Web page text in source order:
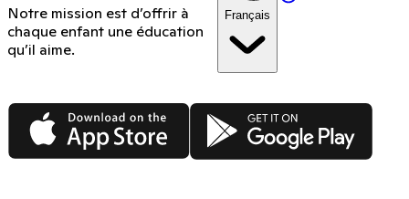
Notre mission est d’offrir à
chaque enfant une éducation
qu’il aime.
Français
App Store Google Play